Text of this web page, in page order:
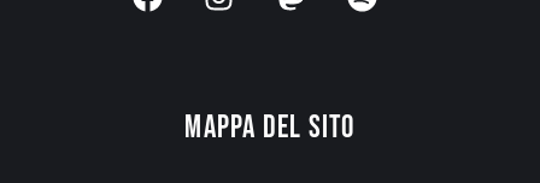
Mappa del sito